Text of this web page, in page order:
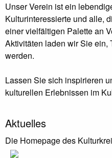
Unser Verein ist ein
Kulturinteressierte und alle,
einer vielfältigen Palette an
Aktivitäten laden wir Sie ein,
werden.
Lassen Sie sich inspirieren
kulturellen Erlebnissen im
Aktuelles
Die Homepage des